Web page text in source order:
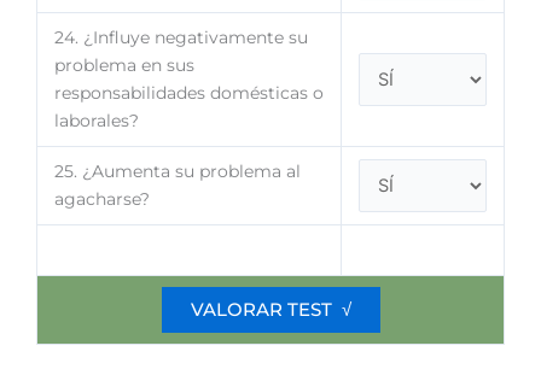
24. ¿Influye negativamente su
problema en sus
responsabilidades domésticas o
laborales?
25. ¿Aumenta su problema al
agacharse?